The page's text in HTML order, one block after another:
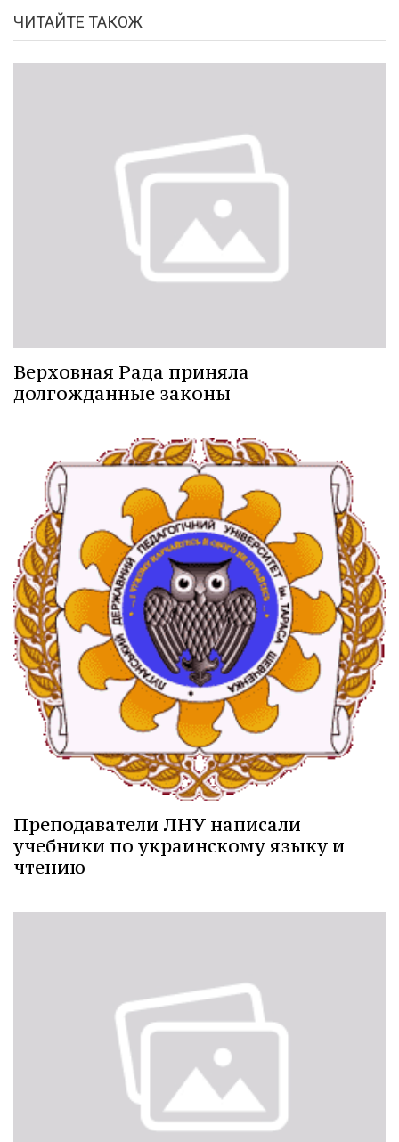
ЧИТАЙТЕ ТАКОЖ
Верховная Рада приняла
долгожданные законы
Преподаватели ЛНУ написали
учебники по украинскому языку и
чтению